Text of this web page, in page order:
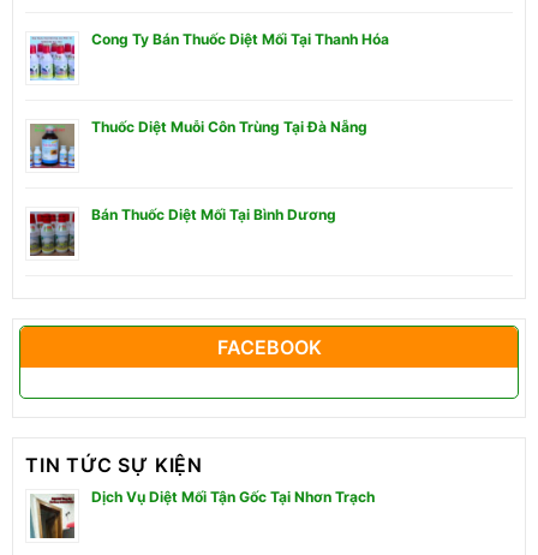
Cong Ty Bán Thuốc Diệt Mối Tại Thanh Hóa
Thuốc Diệt Muỗi Côn Trùng Tại Đà Nẵng
Bán Thuốc Diệt Mối Tại Bình Dương
FACEBOOK
TIN TỨC SỰ KIỆN
Dịch Vụ Diệt Mối Tận Gốc Tại Nhơn Trạch